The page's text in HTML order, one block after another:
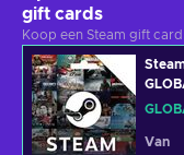
gift cards
Koop een Steam gift
Van